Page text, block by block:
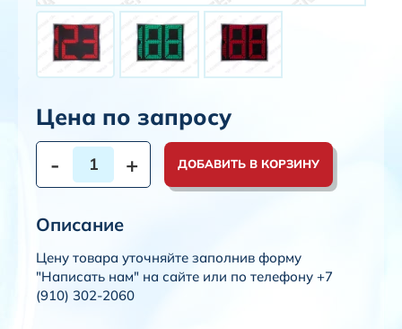
Цена по запросу
- + ДОБАВИТЬ В КОРЗИНУ
Описание
Цену товара уточняйте заполнив форму
"Написать нам" на сайте или по телефону +7
(910) 302-2060